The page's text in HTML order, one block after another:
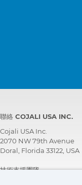
聯絡 COJALI USA INC.
Cojali USA Inc.
2070 NW 79th Avenue
Doral, Florida 33122, USA
技術支援團隊